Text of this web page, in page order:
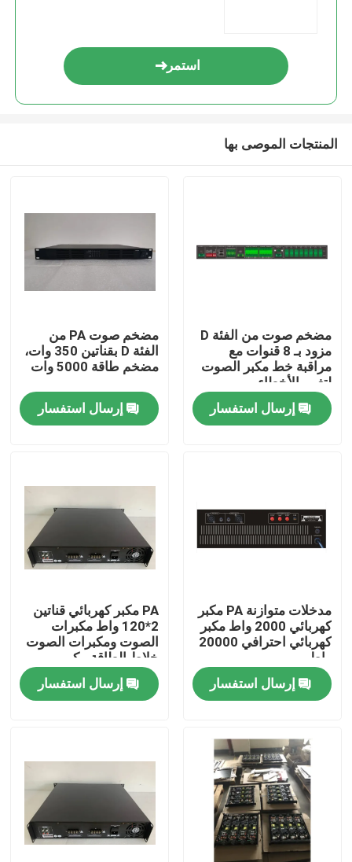
بيت
أشرطة فيديو
جولة في المعمل
رقابة جودة
اتصل بنا
أخبار
حالات
مضخم نظام PA
استمر
المنتجات الموصى بها
مضخم صوت من الفئة D
مزود بـ 8 قنوات مع
مراقبة خط مكبر الصوت
لتغيير الأخطاء
إرسال استفسار
مضخم صوت PA من
الفئة D بقناتين 350 وات،
مضخم طاقة 5000 وات
إرسال استفسار
مدخلات متوازنة PA مكبر
كهربائي 2000 واط مكبر
كهربائي احترافي 20000
واط
إرسال استفسار
PA مكبر كهربائي قناتين
2*120 واط مكبرات
الصوت ومكبرات الصوت
خلاط الطاقة مكبر
كهربائي احترافي 20000
واط
إرسال استفسار